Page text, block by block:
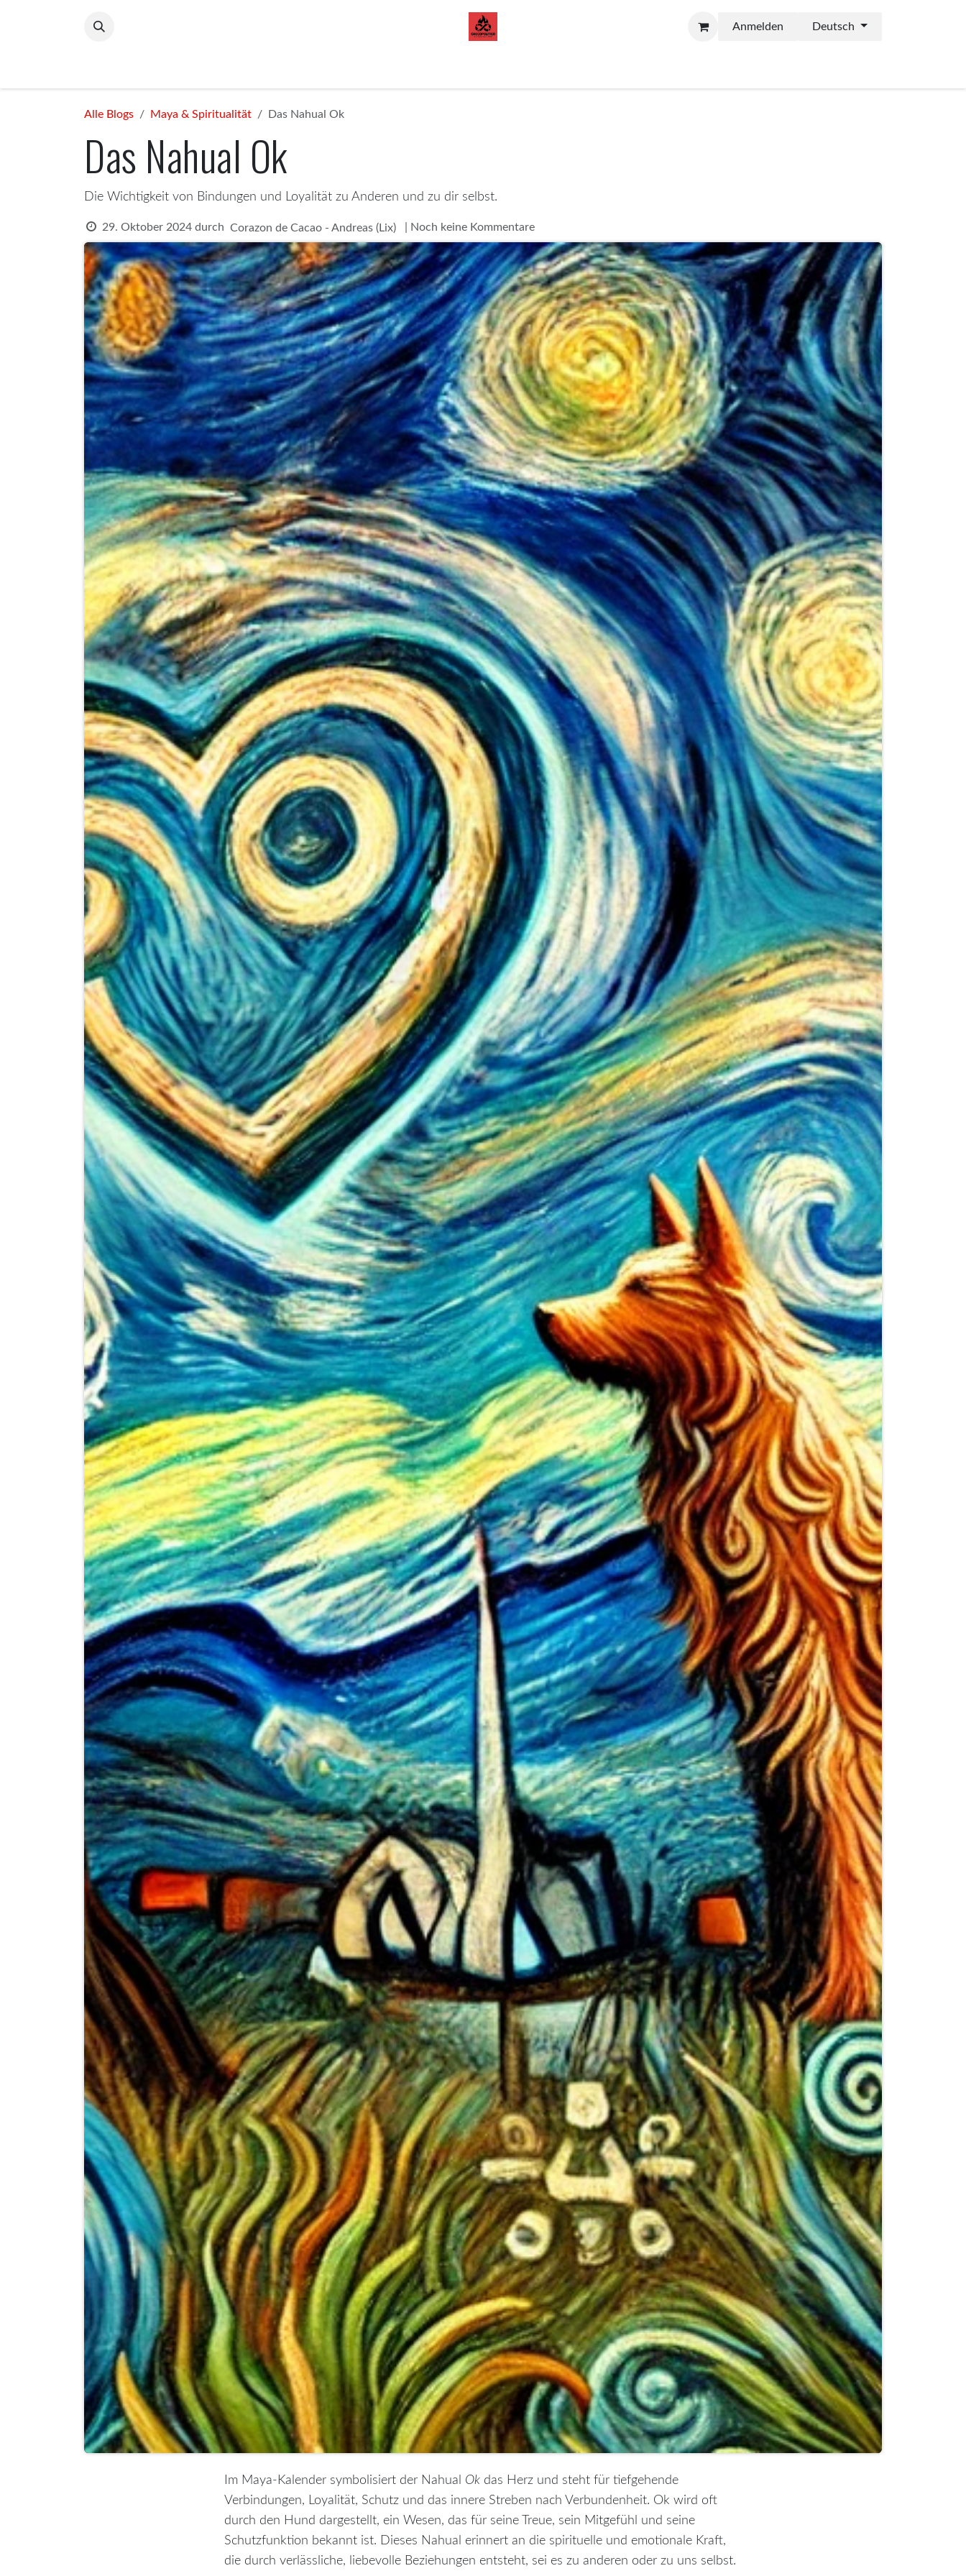
Anmelden
Deutsch
Alle Blogs Maya & Spiritualität Das Nahual Ok
Das Nahual Ok
Die Wichtigkeit von Bindungen und Loyalität zu Anderen und zu dir selbst.
29. Oktober 2024 durch Corazon de Cacao - Andreas (Lix) | Noch keine Kommentare
Im Maya-Kalender symbolisiert der Nahual Ok das Herz und steht für tiefgehende
Verbindungen, Loyalität, Schutz und das innere Streben nach Verbundenheit. Ok wird oft
durch den Hund dargestellt, ein Wesen, das für seine Treue, sein Mitgefühl und seine
Schutzfunktion bekannt ist. Dieses Nahual erinnert an die spirituelle und emotionale Kraft,
die durch verlässliche, liebevolle Beziehungen entsteht, sei es zu anderen oder zu uns selbst.